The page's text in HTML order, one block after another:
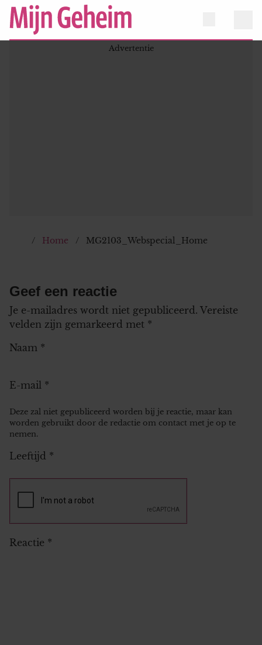
Home MG2103_Webspecial_Home
Geef een reactie
Je e-mailadres wordt niet gepubliceerd. Vereiste
velden zijn gemarkeerd met *
Naam *
E-mail *
Deze zal niet gepubliceerd worden bij je reactie, maar kan
worden gebruikt door de redactie om contact met je op te
nemen.
Leeftijd *
Reactie *